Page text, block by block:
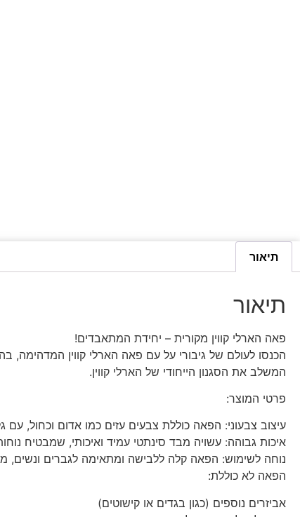
תיאור
תיאור
פאה הארלי קווין מקורית – יחידת המתאבדים!
הכנסו לעולם של גיבורי על עם פאה הארלי קווין המדהימה,
המשלב את הסגנון הייחודי של הארלי קווין.
פרטי המוצר:
עיצוב צבעוני: הפאה כוללת צבעים עזים כמו אדום וכחול,
איכות גבוהה: עשויה מבד סינתטי עמיד ואיכותי, שמבטיח
נוחה לשימוש: הפאה קלה ללבישה ומתאימה לגברים
הפאה לא כוללת:
אביזרים נוספים (כגון בגדים או קישוטים)